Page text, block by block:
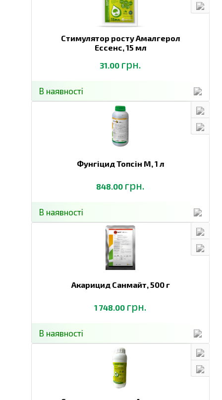
Стимулятор росту Амалгерол
Ессенс,15 мл
31.00 грн.
В наявності
Фунгіцид Топсін М,1 л
848.00 грн.
В наявності
Акарицид Санмайт,500 г
1 748.00 грн.
В наявності